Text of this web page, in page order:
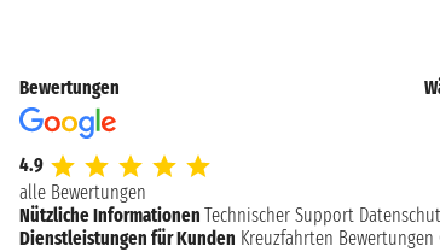
Bewertungen
4.9
alle Bewertungen
Nützliche Informationen Technischer Support
Dienstleistungen für Kunden Kreuzfahrten Bewertungen